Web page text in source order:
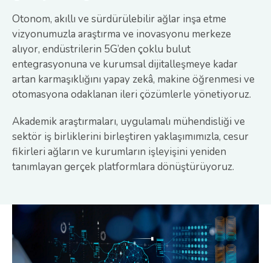
Otonom, akıllı ve sürdürülebilir ağlar inşa etme
vizyonumuzla araştırma ve inovasyonu merkeze
alıyor, endüstrilerin 5G’den çoklu bulut
entegrasyonuna ve kurumsal dijitalleşmeye kadar
artan karmaşıklığını yapay zekâ, makine öğrenmesi ve
otomasyona odaklanan ileri çözümlerle yönetiyoruz.
Akademik araştırmaları, uygulamalı mühendisliği ve
sektör iş birliklerini birleştiren yaklaşımımızla, cesur
fikirleri ağların ve kurumların işleyişini yeniden
tanımlayan gerçek platformlara dönüştürüyoruz.